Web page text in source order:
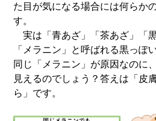
た目が気になる場合には何らか
す。
実は「青あざ」「茶あざ」「
「メラニン」と呼ばれる黒っぽ
同じ「メラニン」が原因なのに
見えるのでしょう？答えは「皮
ら」です。